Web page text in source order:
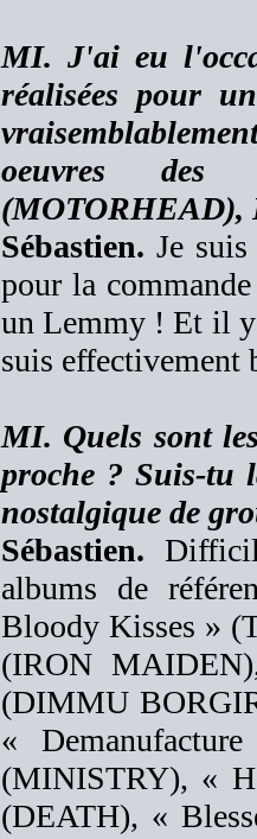
MI. J'ai eu
réalisées pour
oeuvres des
(MOTORHEAD),
Sébastien. Je
pour la
un Lemmy ! Et il y
suis effectivement
MI. Quels sont
proche ? Suis-tu
nostalgique de
Sébastien.
albums de
Bloody Kisses »
(IRON
(DIMMU
«
(MINISTRY), «
(DEATH), «